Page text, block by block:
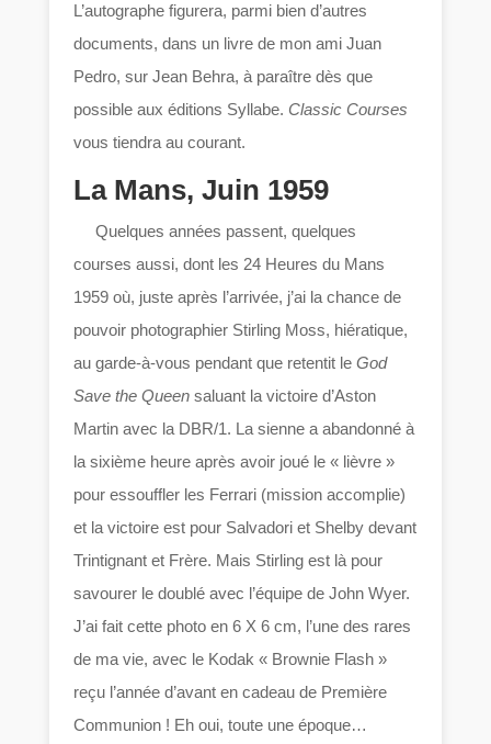
L’autographe figurera, parmi bien d’autres
documents, dans un livre de mon ami Juan
Pedro, sur Jean Behra, à paraître dès que
possible aux éditions Syllabe. Classic Courses
vous tiendra au courant.
La Mans, Juin 1959
Quelques années passent, quelques
courses aussi, dont les 24 Heures du Mans
1959 où, juste après l’arrivée, j’ai la chance de
pouvoir photographier Stirling Moss, hiératique,
au garde-à-vous pendant que retentit leGod
Save the Queen saluant la victoire d’Aston
Martin avec la DBR/1. La sienne a abandonné à
la sixième heure après avoir joué le « lièvre »
pour essouffler les Ferrari (mission accomplie)
et la victoire est pour Salvadori et Shelby devant
Trintignant et Frère. Mais Stirling est là pour
savourer le doublé avec l’équipe de John Wyer.
J’ai fait cette photo en 6 X 6 cm, l’une des rares
de ma vie, avec le Kodak « Brownie Flash »
reçu l’année d’avant en cadeau de Première
Communion ! Eh oui, toute une époque…